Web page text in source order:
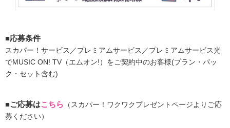
■応募条件
スカパー！サービス／プレミアムサービス／プレミアムサービス光
でMUSIC ON! TV（エムオン!）をご契約中のお客様(プラン・パッ
ク・セット含む)
■ご応募はこちら （スカパー！ワクワクプレゼントページよりご応
募ください）